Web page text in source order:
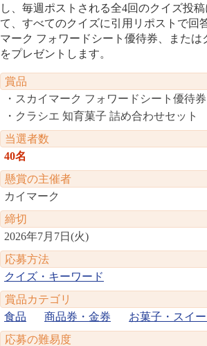
し、毎週ポストされる全4回のクイズ投
て、すべてのクイズに引用リポストで回
マーク フォワードシート優待券、また
をプレゼントします。
賞品
スカイマーク フォワードシート優待券
クラシエ 知育菓子 詰め合わせセット
当選者数
40名
懸賞の主催者
カイマーク
締切
2026年7月7日(火)
応募方法
クイズ・キーワード
賞品カテゴリ
食品
商品券・金券 お菓子・スイ
応募の難易度